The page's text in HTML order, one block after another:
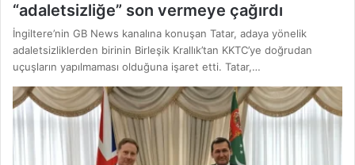
“adaletsizliğe” son vermeye çağırdı
İngiltere’nin GB News kanalına konuşan Tatar, adaya yönelik
adaletsizliklerden birinin Birleşik Krallık’tan KKTC’ye doğrudan
uçuşların yapılmaması olduğuna işaret etti. Tatar,…